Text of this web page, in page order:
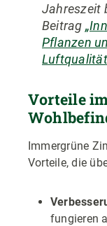
Jahreszeit
Beitrag
Pflanzen
Vorteile
Immergrüne
Vorteile, die
fungieren